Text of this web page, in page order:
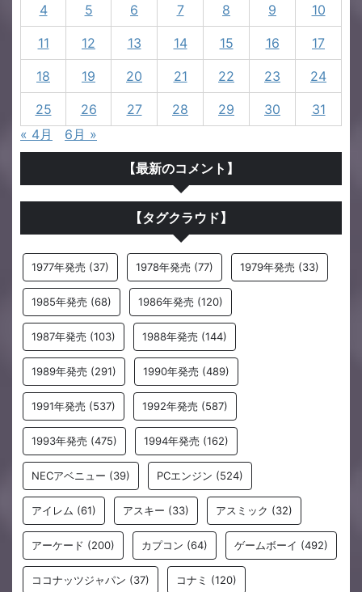
4 5 6 7 8 9 10
11 12 13 14 15 16 17
18 19 20 21 22 23 24
25 26 27 28 29 30
31
« 4月
6月 »
【最新のコメント】
【タグクラウド】
1977年発売 (37) 1978年発売 (77) 1979年発売 (33)
1985年発売 (68) 1986年発売 (120)
1987年発売 (103) 1988年発売 (144)
1989年発売 (291) 1990年発売 (489)
1991年発売 (537) 1992年発売 (587)
1993年発売 (475) 1994年発売 (162)
NECアベニュー (39) PCエンジン (524)
アイレム (61) アスキー (33) アスミック (32)
アーケード (200) カプコン (64) ゲームボーイ (492)
ココナッツジャパン (37) コナミ (120)